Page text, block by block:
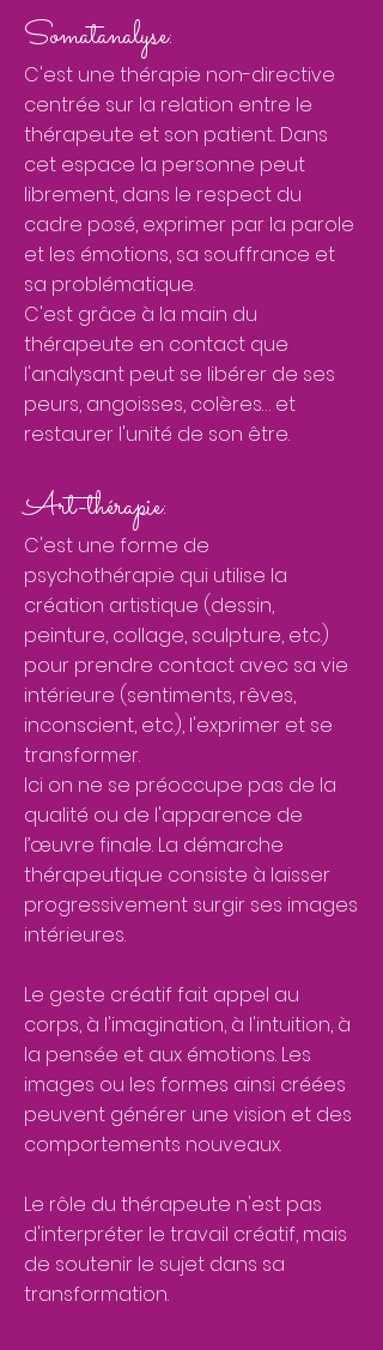
Somatanalyse:
C'est une thérapie non-directive
centrée sur la relation entre le
thérapeute et son patient.. Dans
cet espace la personne peut
librement, dans le respect du
cadre posé, exprimer par la parole
et les émotions, sa souffrance et
sa problématique.
C'est grâce à la main du
thérapeute en contact que
l'analysant peut se libérer de ses
peurs, angoisses, colères… et
restaurer l'unité de son être.
Art-thérapie:
C'est une forme de
psychothérapie qui utilise la
création artistique (dessin,
peinture, collage, sculpture, etc.)
pour prendre contact avec sa vie
intérieure (sentiments, rêves,
inconscient, etc.), l'exprimer et se
transformer.
Ici on ne se préoccupe pas de la
qualité ou de l'apparence de
l’œuvre finale. La démarche
thérapeutique consiste à laisser
progressivement surgir ses images
intérieures.
Le geste créatif fait appel au
corps, à l'imagination, à l'intuition, à
la pensée et aux émotions. Les
images ou les formes ainsi créées
peuvent générer une vision et des
comportements nouveaux.
Le rôle du thérapeute n'est pas
d'interpréter le travail créatif, mais
de soutenir le sujet dans sa
transformation.